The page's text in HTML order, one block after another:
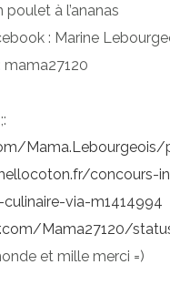
à l’ananas
: Marine
mama27120
Mama.Lebourgeois/
concours-
via-m1414994
Mama27120/
et mille merci =)